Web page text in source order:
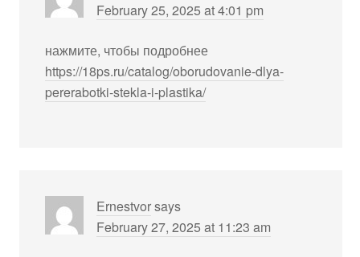
February 25, 2025 at 4:01 pm
нажмите, чтобы подробнее
https://18ps.ru/catalog/oborudovanie-dlya-
pererabotki-stekla-i-plastika/
Ernestvorsays
February 27, 2025 at 11:23 am